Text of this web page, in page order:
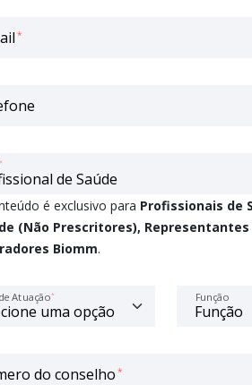
*
*
é exclusivo para Profissionais de
(Não Prescritores), Representantes
Biomm.
Atuação* Função
do conselho*